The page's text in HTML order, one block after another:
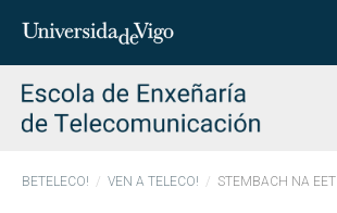
Introduce
para
buscar
BETELECO! VEN A TELECO! STEMBACH NA EET